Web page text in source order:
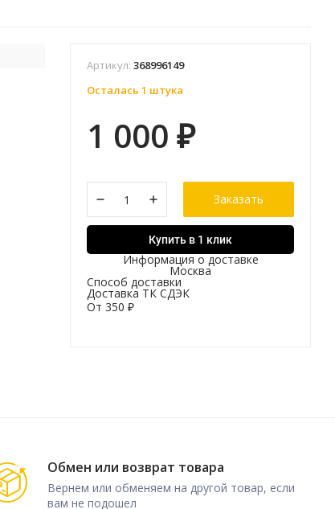
Артикул: 368996149
Осталась 1 штука
1 000 ₽
Заказать
Купить в 1 клик
Информация о доставке
Москва
Способ доставки
Доставка ТК СДЭК
От 350 ₽
Обмен или возврат товара
Вернем или обменяем на другой товар, если
вам не подошел